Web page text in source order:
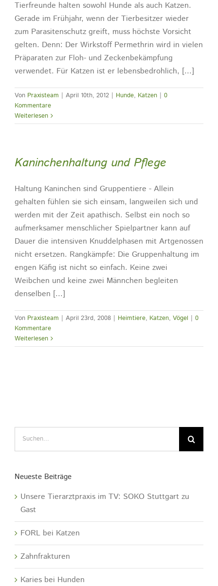
Tierfreunde halten sowohl Hunde als auch Katzen.
Gerade im Frühjahr, wenn der Tierbesitzer wieder
zum Parasitenschutz greift, muss höchste Vorsicht
gelten. Denn: Der Wirkstoff Permethrin wird in vielen
Präparaten zur Floh- und Zeckenbekämpfung
verwendet. Für Katzen ist er lebensbedrohlich, [...]
Von Praxisteam | April 10th, 2012 | Hunde, Katzen | 0
Kommentare
Weiterlesen
Kaninchenhaltung und Pflege
Haltung Kaninchen sind Gruppentiere - Allein
gehalten fühlen sie sich einsam, langweilen sich und
werden mit der Zeit apathisch. Selbst ein noch so
aufmerksamer menschlicher Spielpartner kann auf
Dauer die intensiven Knuddelphasen mit Artgenossen
nicht ersetzen. Rangkämpfe: Die Gruppenhaltung im
engen Käfig ist nicht so einfach. Keine zwei
Weibchen und keine zwei Männchen begleiten
denselben [...]
Von Praxisteam | April 23rd, 2008 | Heimtiere, Katzen, Vögel | 0
Kommentare
Weiterlesen
Neueste Beiträge
Unsere Tierarztpraxis im TV: SOKO Stuttgart zu
Gast
FORL bei Katzen
Zahnfrakturen
Karies bei Hunden